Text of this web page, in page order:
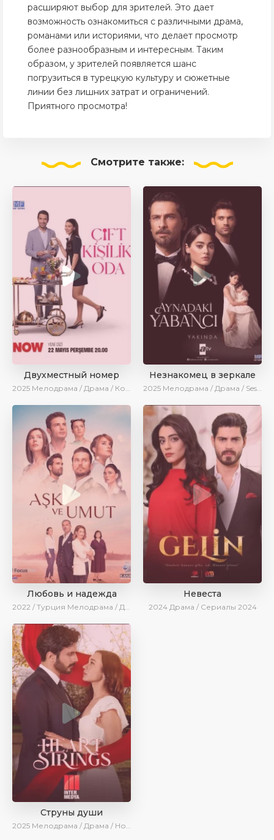
расширяют выбор для зрителей. Это дает
возможность ознакомиться с различными драма,
романами или историями, что делает просмотр
более разнообразным и интересным. Таким
образом, у зрителей появляется шанс
погрузиться в турецкую культуру и сюжетные
линии без лишних затрат и ограничений.
Приятного просмотра!
Смотрите также:
Двухместный номер
2025 Мелодрама / Драма / Комедия / Новинки / Сериалы 2025
Незнакомец в зеркале
2025 Мелодрама / Драма / SesDizi / AlisaDirilis / Новинки / Сериалы 2025
Любовь и надежда
2022 / Турция Мелодрама / Драма / BeniAffet
Невеста
2024 Драма / Сериалы 2024
Струны души
2025 Мелодрама / Драма / Новинки / Сериалы 2025